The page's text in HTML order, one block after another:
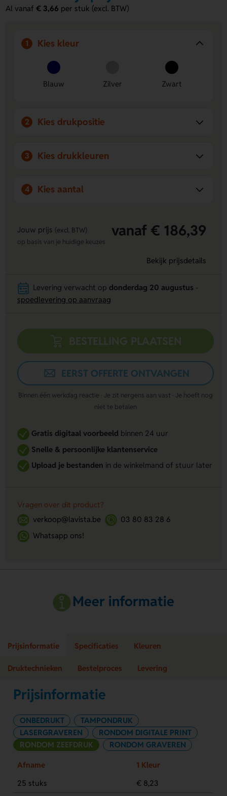
vraag een offerte op.
drinkfles
Bedrukbaar en gravure:
of ontwerp rondom of in full colour.
Ruime inhoud:
750 ml water voor onderweg of tijdens
activiteiten.
Al vanaf€ 3,66 per stuk (excl. BTW)
1 Kies kleur
Blauw Zilver Zwart
2 Kies drukpositie
3 Kies drukkleuren
4 Kies aantal
Jouw prijs (excl. BTW) vanaf € 186,39
op basis van je huidige keuzes
Bekijk prijsdetails
Levering verwacht op donderdag 20 augustus
spoedlevering op aanvraag
BESTELLING PLAATSEN
EERST OFFERTE ONTVANGEN
Binnen één werkdag reactie · Je zit nergens aan vast · Je hoeft nog
niet te betalen
Gratis digitaal voorbeeldbinnen 24 uur
Snelle & persoonlijke klantenservice
Upload je bestanden in de winkelmand of stuur later
Vragen over dit product?
verkoop@lavista.be
03 80 83 28 6
Whatsapp ons!
Meer informatie
Prijsinformatie Specificaties Kleuren
Druktechnieken Bestelproces Levering
Prijsinformatie
ONBEDRUKT
TAMPONDRUK
LASERGRAVEREN
RONDOM DIGITALE PRINT
RONDOM ZEEFDRUK
RONDOM GRAVEREN
Afname
1 Kleur
25 stuks
€ 8,23